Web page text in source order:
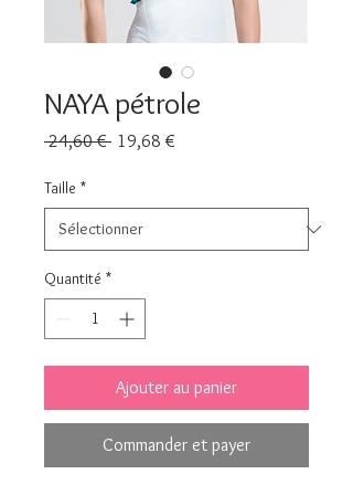
NAYA pétrole
24,60 € Prix
19,68 €
Taille *
Quantité *
Ajouter au panier
Commander et payer